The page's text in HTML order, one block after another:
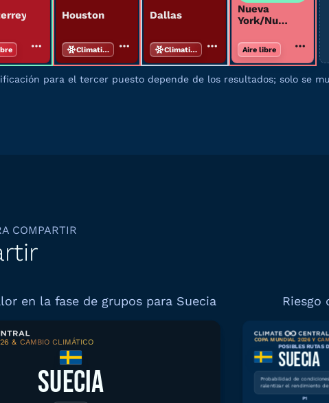
Houston
Climatizado
Dallas
Climatizado
Nueva
York/Nueva
Aire libre
para el tercer puesto depende de los resultados; solo se
COMPARTIR
en la fase de grupos para Suecia
& CAMBIO CLIMÁTICO
SUECIA
Descargar gráfico
COPA MUNDIAL 2026 Y
POSIBLES RUTAS
SUECIA
Probabilidad de
ralentizar el rendimiento de
P1